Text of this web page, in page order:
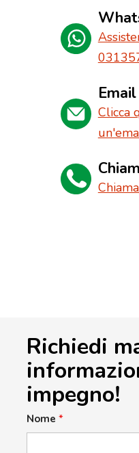
Email
Clicca
Richiedi
impegno!
Nome *